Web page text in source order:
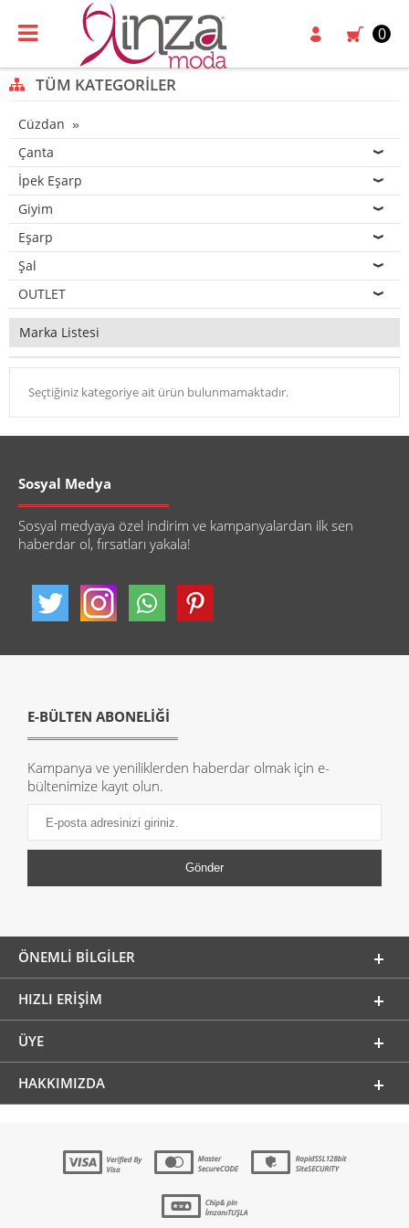
0
TÜM KATEGORILER
Cüzdan
Çanta
İpek Eşarp
Giyim
Eşarp
Şal
OUTLET
Marka Listesi
Seçtiğiniz kategoriye ait ürün bulunmamaktadır.
Sosyal Medya
Sosyal medyaya özel indirim ve kampanyalardan ilk sen
haberdar ol, fırsatları yakala!
E-BÜLTEN ABONELİĞİ
Kampanya ve yeniliklerden haberdar olmak için e-
bültenimize kayıt olun.
ÖNEMLI BILGILER
HIZLI ERIŞIM
ÜYE
HAKKIMIZDA